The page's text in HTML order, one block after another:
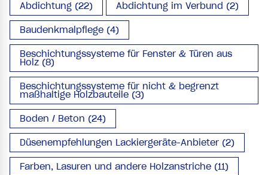
Abdichtung (22) Abdichtung im Verbund (2)
Baudenkmalpflege (4)
Beschichtungssysteme für Fenster & Türen aus
Holz (8)
Beschichtungssysteme für nicht & begrenzt
maßhaltige Holzbauteile (3)
Boden / Beton (24)
Düsenempfehlungen Lackiergeräte-Anbieter (2)
Farben, Lasuren und andere Holzanstriche (11)